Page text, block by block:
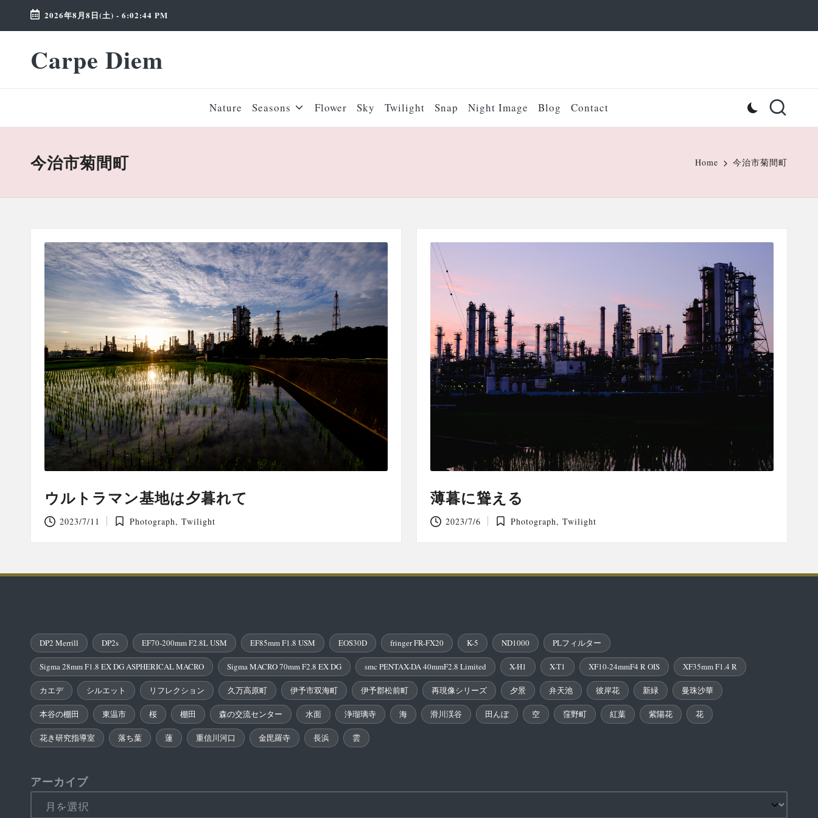
Skip
content
2026年8月8日(土) - 6:02:44 PM
Carpe Diem
Weekend
Wonderland
Nature Seasons Flower Sky Twilight Snap Night Image Blog Contact
今治市菊間町 Home 今治市菊間町
ウルトラマン基地は夕暮れて
2023/7/11
Posted
Photograph, Twilight
薄暮に聳える
2023/7/6
Posted
Photograph, Twilight
DP2 Merrill DP2s EF70-200mm F2.8L USM EF85mm F1.8 USM EOS30D fringer FR-FX20 K-5 ND1000 PLフィルター
Sigma 28mm F1.8 EX DG ASPHERICAL MACRO Sigma MACRO 70mm F2.8 EX DG smc PENTAX-DA 40mmF2.8 Limited X-H1 X-T1 XF10-24mmF4 R OIS XF35mm F1.4 R
カエデ シルエット リフレクション 久万高原町 伊予市双海町 伊予郡松前町 再現像シリーズ 夕景 弁天池 彼岸花 新緑 曼珠沙華
本谷の棚田 東温市 桜 棚田 森の交流センター 水面 浄瑠璃寺 海 滑川渓谷 田んぼ 空 窪野町 紅葉 紫陽花 花
花き研究指導室 落ち葉 蓮 重信川河口 金毘羅寺 長浜 雲
アーカイブ